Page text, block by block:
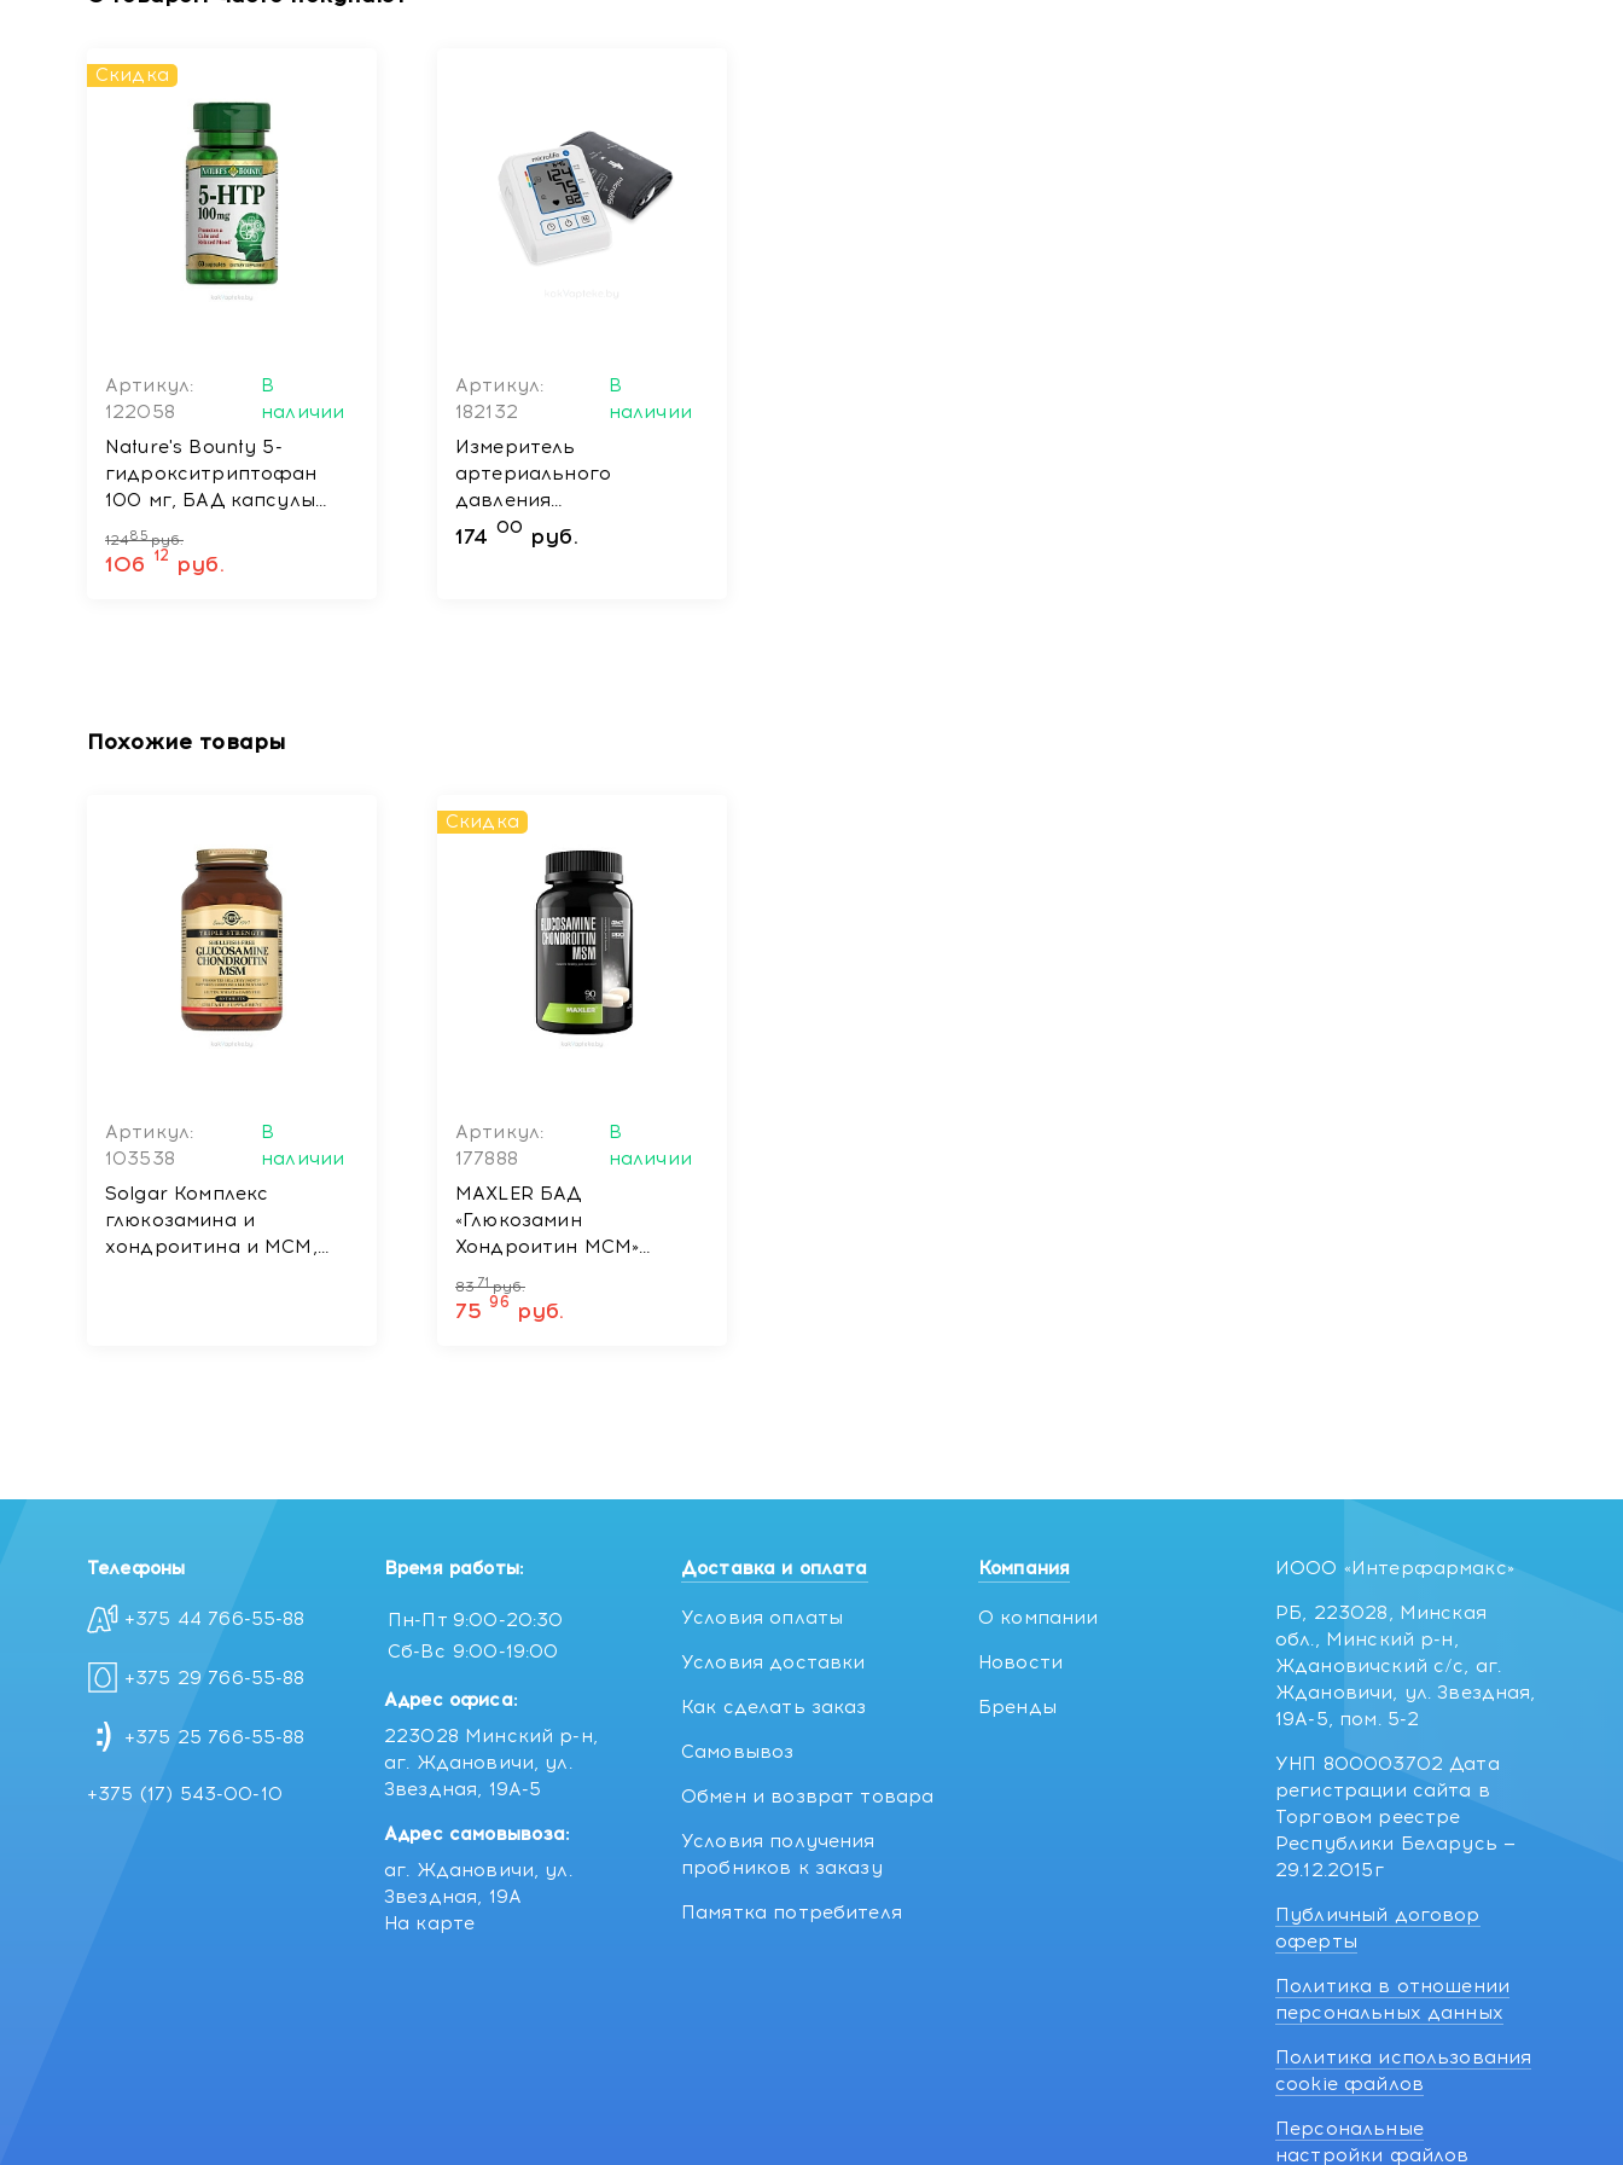
Хранить в сухом, недоступном для детей месте, при температуре не выше +25 °С.
Скидка
Артикул:
122058
В
наличии
Nature's Bounty 5-
гидрокситриптофан
100 мг, БАД капсулы
№60
12485 руб.
106 12 руб.
Артикул:
182132
В
наличии
Измеритель
артериального
давления
автоматический с
принадлежностями:
174 00 руб.
Похожие товары
Артикул:
103538
В
наличии
Solgar Комплекс
глюкозамина и
хондроитина и МСМ,
Скидка
Артикул:
177888
В
наличии
MAXLER БАД
«Глюкозамин
Хондроитин МСМ»
таблетки №90
83 71 руб.
75 96 руб.
Телефоны
+375 44 766-55-88
+375 29 766-55-88
+375 25 766-55-88
+375 (17) 543-00-10
Время работы:
Пн-Пт 9:00-20:30
Сб-Вс 9:00-19:00
Адрес офиса:
223028 Минский р-н,
аг. Ждановичи, ул.
Звездная, 19А-5
Адрес самовывоза:
аг. Ждановичи, ул.
Звездная, 19А
На карте
Доставка и оплата
Условия оплаты
Условия доставки
Как сделать заказ
Самовывоз
Обмен и возврат товара
Условия получения
пробников к заказу
Памятка потребителя
Компания
О компании
Новости
Бренды
ИООО «Интерфармакс»
РБ, 223028, Минская
обл., Минский р-н,
Ждановичский с/с, аг.
Ждановичи, ул. Звездная,
19А-5, пом. 5-2
УНП 800003702 Дата
регистрации сайта в
Торговом реестре
Республики Беларусь —
29.12.2015г
Публичный договор
оферты
Политика в отношении
персональных данных
Политика использования
cookie файлов
Персональные
настройки файлов